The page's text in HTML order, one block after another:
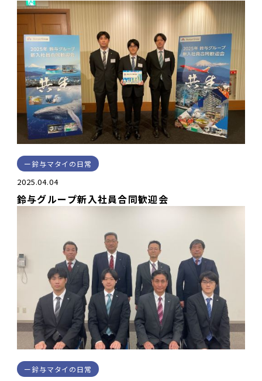
鈴与マタイの日常
2025.04.04
鈴与グループ新入社員合同歓迎会
鈴与マタイの日常